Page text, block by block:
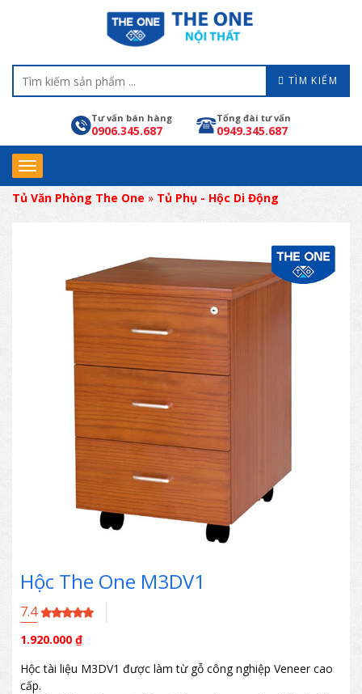
TÌM KIẾM
Tư vấn bán hàng
0906.345.687
Tổng đài tư vấn
0949.345.687
Tủ Văn Phòng The One » Tủ Phụ - Hộc Di Động
Hộc The One M3DV1
7.4
1.920.000 ₫
Hộc tài liệu M3DV1 được làm từ gỗ công nghiệp Veneer cao
cấp.